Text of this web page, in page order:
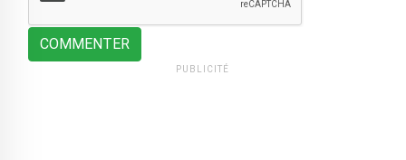
COMMENTER
PUBLICITÉ